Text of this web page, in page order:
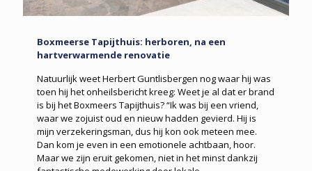
Boxmeerse Tapijthuis: herboren, na een
hartverwarmende renovatie
Natuurlijk weet Herbert Guntlisbergen nog waar hij was
toen hij het onheilsbericht kreeg: Weet je al dat er brand
is bij het Boxmeers Tapijthuis? “Ik was bij een vriend,
waar we zojuist oud en nieuw hadden gevierd. Hij is
mijn verzekeringsman, dus hij kon ook meteen mee.
Dan kom je even in een emotionele achtbaan, hoor.
Maar we zijn eruit gekomen, niet in het minst dankzij